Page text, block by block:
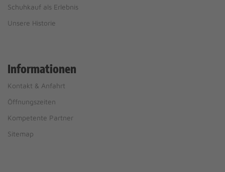
Schuhkauf als Erlebnis
Unsere Historie
Informationen
Kontakt & Anfahrt
Öffnungszeiten
Kompetente Partner
Sitemap